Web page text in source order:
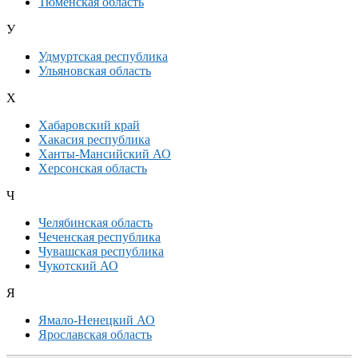
У
Удмуртская республика
Ульяновская область
Х
Хабаровский край
Хакасия республика
Ханты-Мансийский АО
Херсонская область
Ч
Челябинская область
Чеченская республика
Чувашская республика
Чукотский АО
Я
Ямало-Ненецкий АО
Ярославская область